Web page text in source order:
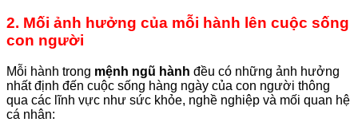
2. Mối ảnh hưởng của mỗi hành lên cuộc sống
con người
Mỗi hành trong mệnh ngũ hành đều có những ảnh hưởng
nhất định đến cuộc sống hàng ngày của con người thông
qua các lĩnh vực như sức khỏe, nghề nghiệp và mối quan hệ
cá nhân: